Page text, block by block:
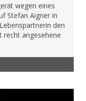
wegen eines
Stefan Aigner in
den
recht angesehene